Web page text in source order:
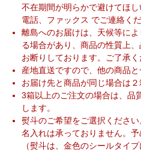
不在期間が明らかで避けてほし
電話、ファックス でご連絡くだ
離島へのお届けは、天候等に
る場合があり、商品の性質上
お断りしております。ご了承く
産地直送ですので、他の商品
お届け先と商品が同じ場合は２
3箱以上のご注文の場合は、品
します。
熨斗のご希望をご選択ください
名入れは承っておりません。予
（熨斗は、金色のシールタイプ